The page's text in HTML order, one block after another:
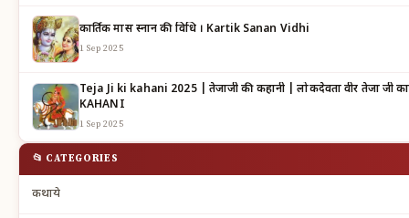
कार्तिक मास स्नान की विधि । Kartik Sanan Vidhi
1 Sep 2025
Teja Ji ki kahani 2025 | तेजाजी की कहानी | लोकदेवता वीर तेजा जी का महात्म्य | TEJAJI KI
KAHANI
1 Sep 2025
📂 CATEGORIES
कथाये